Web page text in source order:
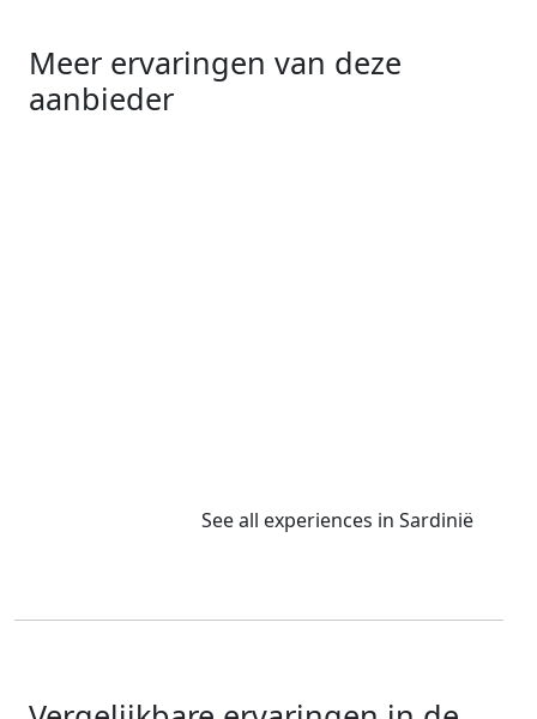
Meer ervaringen van deze
aanbieder
See all experiences in Sardinië